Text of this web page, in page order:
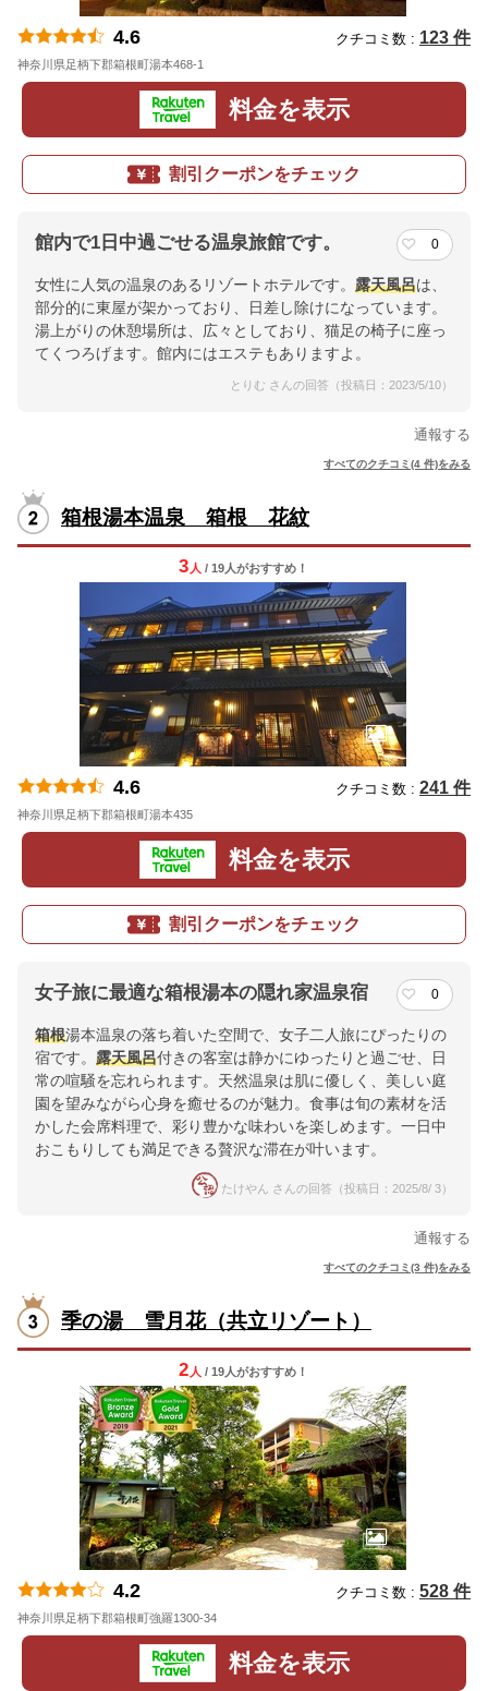
4.6 クチコミ数 : 123 件
神奈川県足柄下郡箱根町湯本468-1
料金を表示
割引クーポンをチェック
館内で1日中過ごせる温泉旅館です。 0
女性に人気の温泉のあるリゾートホテルです。 露天風呂は、
部分的に東屋が架かっており、日差し除けになっています。
湯上がりの休憩場所は、広々としており、猫足の椅子に座っ
てくつろげます。館内にはエステもありますよ。
とりむ さんの回答（投稿日：2023/5/10）
通報する
すべてのクチコミ(4 件)をみる
箱根湯本温泉 箱根 花紋
3 人 / 19人がおすすめ！
4.6 クチコミ数 : 241 件
神奈川県足柄下郡箱根町湯本435
料金を表示
割引クーポンをチェック
女子旅に最適な箱根湯本の隠れ家温泉宿 0
箱根湯本温泉の落ち着いた空間で、女子二人旅にぴったりの
宿です。 露天風呂付きの客室は静かにゆったりと過ごせ、日
常の喧騒を忘れられます。天然温泉は肌に優しく、美しい庭
園を望みながら心身を癒せるのが魅力。食事は旬の素材を活
かした会席料理で、彩り豊かな味わいを楽しめます。一日中
おこもりしても満足できる贅沢な滞在が叶います。
たけやん さんの回答（投稿日：2025/8/ 3）
通報する
すべてのクチコミ(3 件)をみる
季の湯 雪月花（共立リゾート）
2 人 / 19人がおすすめ！
4.2 クチコミ数 : 528 件
神奈川県足柄下郡箱根町強羅1300-34
料金を表示